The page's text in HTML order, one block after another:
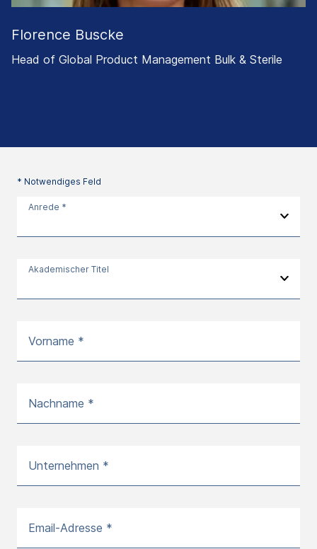
Florence Buscke
Head of Global Product Management Bulk & Sterile
* Notwendiges Feld
Anrede *
Akademischer Titel
Vorname *
Nachname *
Unternehmen *
Email-Adresse *